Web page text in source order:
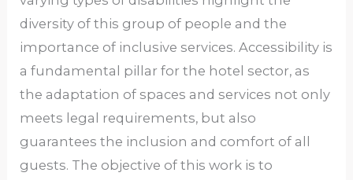
diversity of this group of people and the
importance of inclusive services. Accessibility is
a fundamental pillar for the hotel sector, as
the adaptation of spaces and services not only
meets legal requirements, but also
guarantees the inclusion and comfort of all
guests. The objective of this work is to